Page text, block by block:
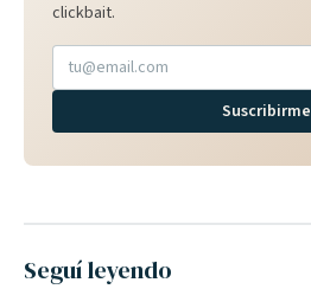
clickbait.
Suscribirme
Seguí leyendo